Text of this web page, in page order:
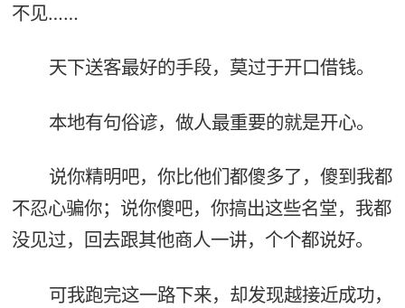
不见……
天下送客最好的手段，莫过于开口借钱。
本地有句俗谚，做人最重要的就是开心。
说你精明吧，你比他们都傻多了，傻到我都
不忍心骗你；说你傻吧，你搞出这些名堂，我都
没见过，回去跟其他商人一讲，个个都说好。
可我跑完这一路下来，却发现越接近成功，